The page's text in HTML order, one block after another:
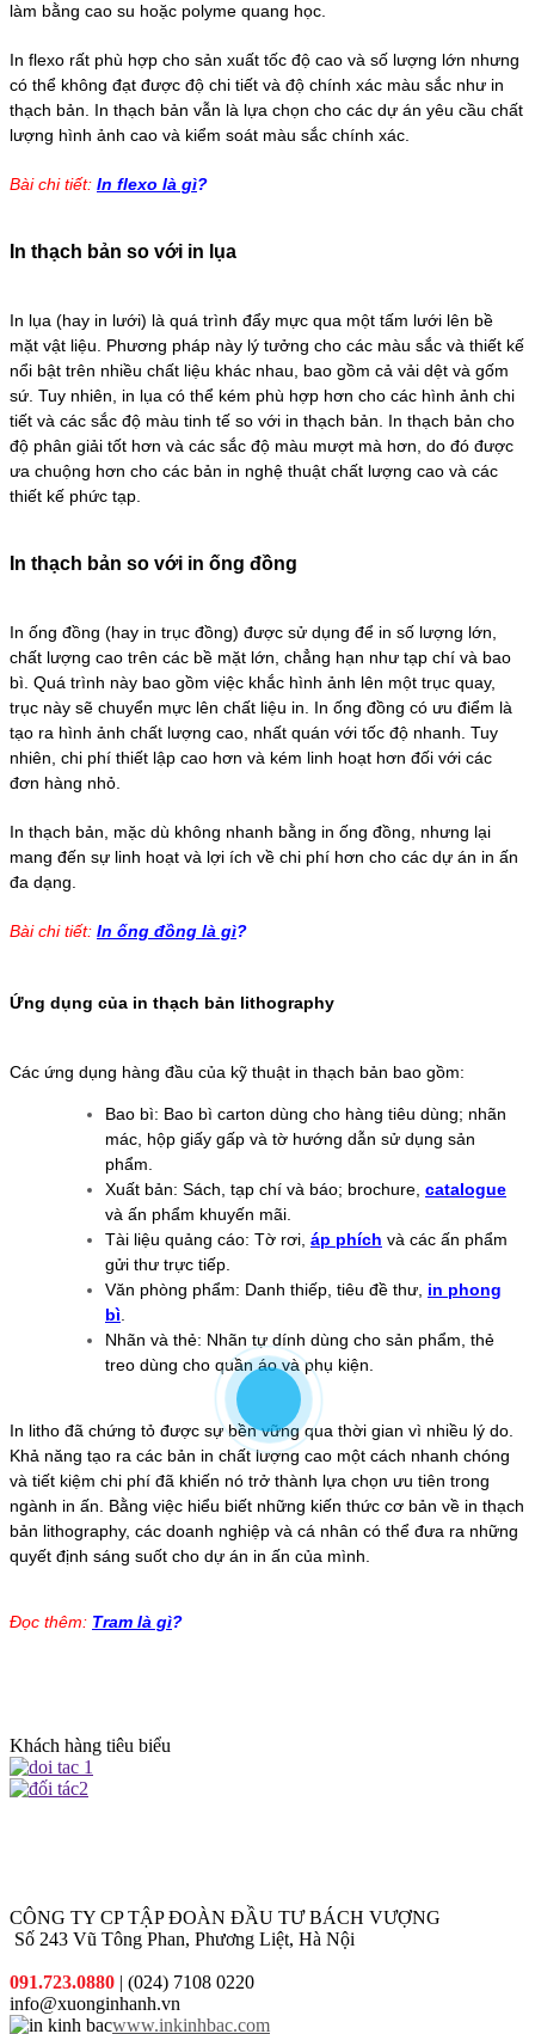
làm bằng cao su hoặc polyme quang học.
In flexo rất phù hợp cho sản xuất tốc độ cao và số lượng lớn nhưng
có thể không đạt được độ chi tiết và độ chính xác màu sắc như in
thạch bản. In thạch bản vẫn là lựa chọn cho các dự án yêu cầu chất
lượng hình ảnh cao và kiểm soát màu sắc chính xác.
Bài chi tiết: In flexo là gì?
In thạch bản so với in lụa
In lụa (hay in lưới) là quá trình đẩy mực qua một tấm lưới lên bề
mặt vật liệu. Phương pháp này lý tưởng cho các màu sắc và thiết kế
nổi bật trên nhiều chất liệu khác nhau, bao gồm cả vải dệt và gốm
sứ. Tuy nhiên, in lụa có thể kém phù hợp hơn cho các hình ảnh chi
tiết và các sắc độ màu tinh tế so với in thạch bản. In thạch bản cho
độ phân giải tốt hơn và các sắc độ màu mượt mà hơn, do đó được
ưa chuộng hơn cho các bản in nghệ thuật chất lượng cao và các
thiết kế phức tạp.
In thạch bản so với in ống đồng
In ống đồng (hay in trục đồng) được sử dụng để in số lượng lớn,
chất lượng cao trên các bề mặt lớn, chẳng hạn như tạp chí và bao
bì. Quá trình này bao gồm việc khắc hình ảnh lên một trục quay,
trục này sẽ chuyển mực lên chất liệu in. In ống đồng có ưu điểm là
tạo ra hình ảnh chất lượng cao, nhất quán với tốc độ nhanh. Tuy
nhiên, chi phí thiết lập cao hơn và kém linh hoạt hơn đối với các
đơn hàng nhỏ.
In thạch bản, mặc dù không nhanh bằng in ống đồng, nhưng lại
mang đến sự linh hoạt và lợi ích về chi phí hơn cho các dự án in ấn
đa dạng.
Bài chi tiết: In ống đồng là gì?
Ứng dụng của in thạch bản lithography
Các ứng dụng hàng đầu của kỹ thuật in thạch bản bao gồm:
Bao bì: Bao bì carton dùng cho hàng tiêu dùng; nhãn
mác, hộp giấy gấp và tờ hướng dẫn sử dụng sản
phẩm.
Xuất bản: Sách, tạp chí và báo; brochure, catalogue
và ấn phẩm khuyến mãi.
Tài liệu quảng cáo: Tờ rơi, áp phích và các ấn phẩm
gửi thư trực tiếp.
Văn phòng phẩm: Danh thiếp, tiêu đề thư, in phong
bì.
Nhãn và thẻ: Nhãn tự dính dùng cho sản phẩm, thẻ
treo dùng cho quần áo và phụ kiện.
In litho đã chứng tỏ được sự bền vững qua thời gian vì nhiều lý do.
Khả năng tạo ra các bản in chất lượng cao một cách nhanh chóng
và tiết kiệm chi phí đã khiến nó trở thành lựa chọn ưu tiên trong
ngành in ấn. Bằng việc hiểu biết những kiến ​​thức cơ bản về in thạch
bản lithography, các doanh nghiệp và cá nhân có thể đưa ra những
quyết định sáng suốt cho dự án in ấn của mình.
Đọc thêm: Tram là gì?
Khách hàng tiêu biểu
CÔNG TY CP TẬP ĐOÀN ĐẦU TƯ BÁCH VƯỢNG
Số 243 Vũ Tông Phan, Phương Liệt, Hà Nội
091.723.0880 | (024) 7108 0220
info@xuonginhanh.vn
www.inkinhbac.com